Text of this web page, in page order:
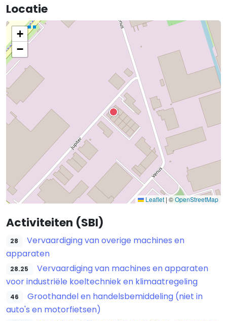
Locatie
+
−
Leaflet | ©OpenStreetMap
Activiteiten (SBI)
28
Vervaardiging van overige machines en
apparaten
28.25
Vervaardiging van machines en apparaten
voor industriële koeltechniek en klimaatregeling
46
Groothandel en handelsbemiddeling (niet in
auto's en motorfietsen)